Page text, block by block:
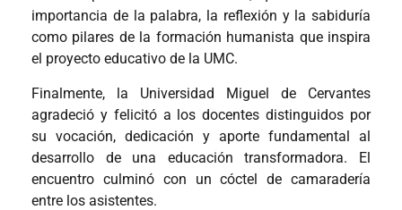
importancia de la palabra, la reflexión y la sabiduría
como pilares de la formación humanista que inspira
el proyecto educativo de la UMC.
Finalmente, la Universidad Miguel de Cervantes
agradeció y felicitó a los docentes distinguidos por
su vocación, dedicación y aporte fundamental al
desarrollo de una educación transformadora. El
encuentro culminó con un cóctel de camaradería
entre los asistentes.